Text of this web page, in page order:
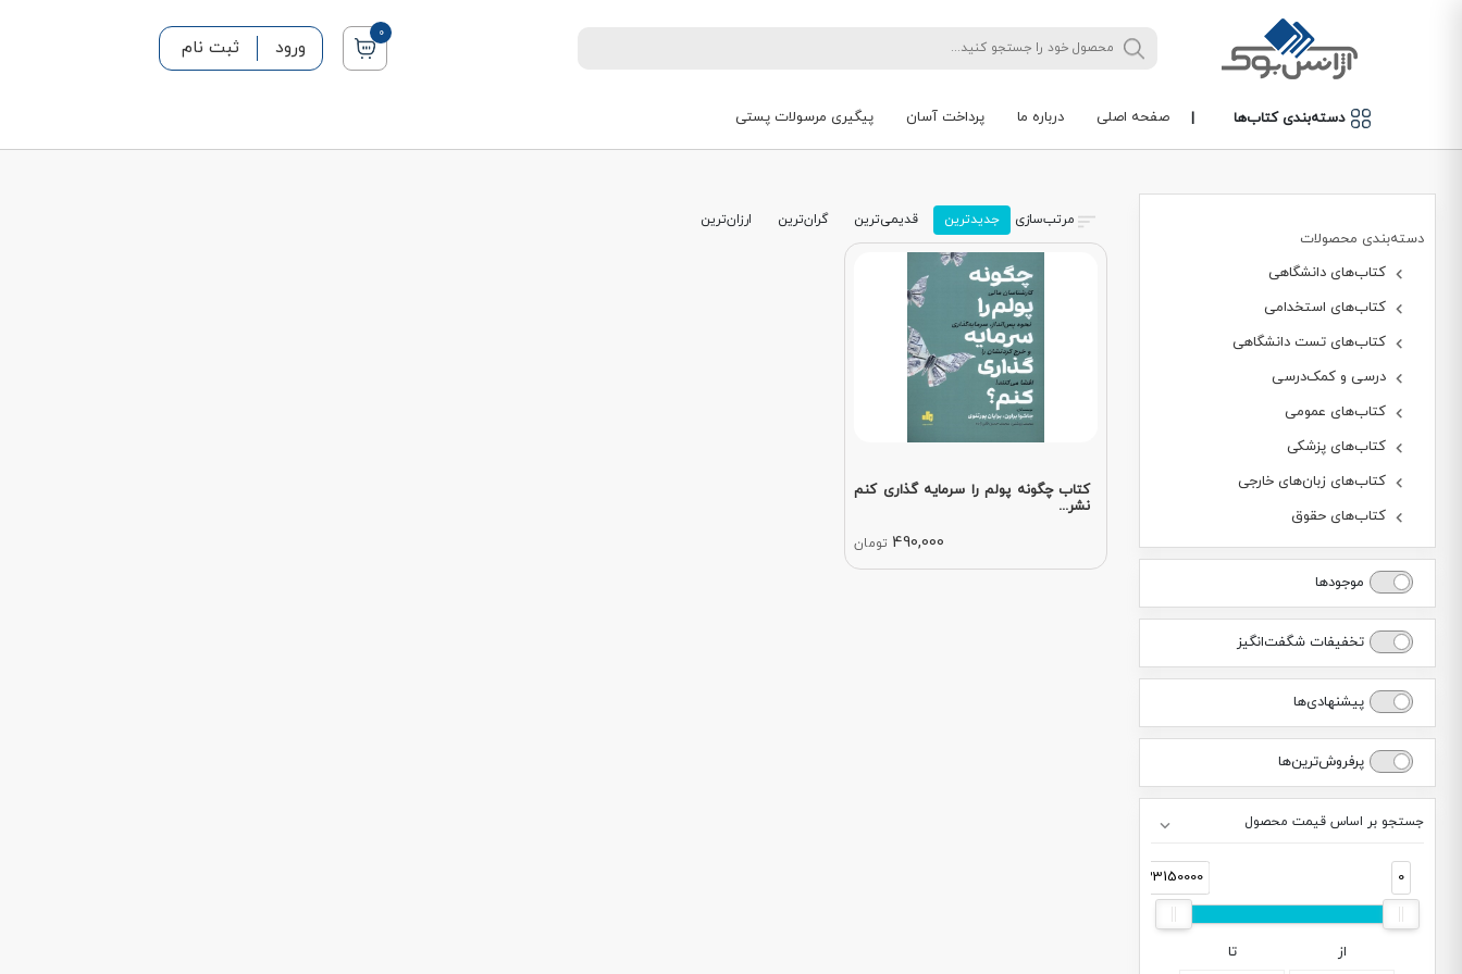
0
ورود ثبت نام
دسته‌بندی کتاب‌ها | صفحه اصلی درباره ما پرداخت آسان پیگیری مرسولات پستی
دسته‌بندی محصولات
کتاب‌های دانشگاهی
کتاب‌های استخدامی
کتاب‌های تست دانشگاهی
درسی و کمک‌درسی
کتاب‌های عمومی
کتاب‌های پزشکی
کتاب‌های زبان‌های خارجی
کتاب‌های حقوق
موجودها
تخفیفات شگفت‌انگیز
پیشنهادی‌ها
پرفروش‌ترین‌ها
جستجو بر اساس قیمت محصول
0
33150000
از تا
مرتب‌سازی جدیدترین قدیمی‌ترین گران‌ترین ارزان‌ترین
کتاب چگونه پولم را سرمایه گذاری کنم
نشر...
490,000 تومان